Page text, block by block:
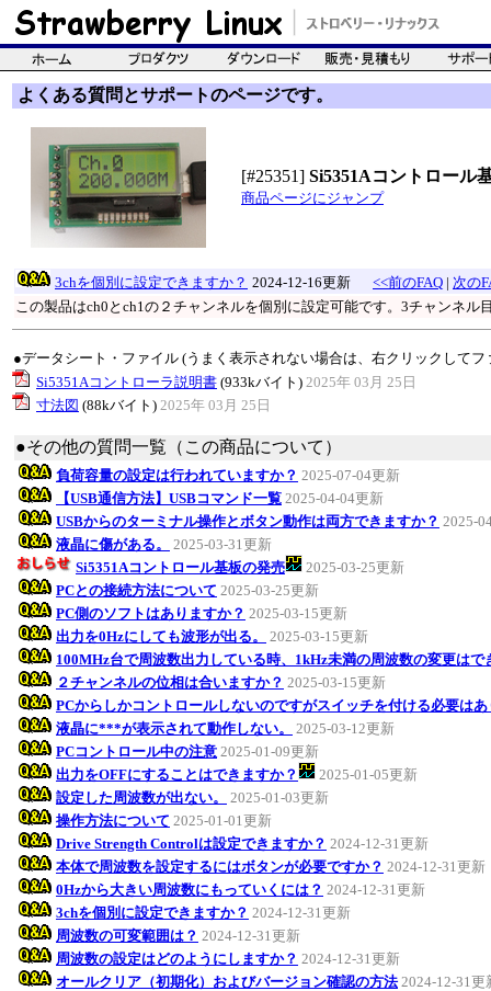
よくある質問とサポートのページです。
[#25351] Si5351Aコントロール
商品ページにジャンプ
3chを個別に設定できますか？ 2024-12-16更新 <<前のFAQ | 次の
この製品はch0とch1の２チャンネルを個別に設定可能です。3チャンネル
●データシート・ファイル (うまく表示されない場合は、右クリックして
Si5351Aコントローラ説明書 (933kバイト) 2025年 03月 25日
寸法図 (88kバイト) 2025年 03月 25日
●その他の質問一覧（この商品について）
負荷容量の設定は行われていますか？ 2025-07-04更新
【USB通信方法】USBコマンド一覧 2025-04-04更新
USBからのターミナル操作とボタン動作は両方できますか？ 2025-
液晶に傷がある。
2025-03-31更新
Si5351Aコントロール基板の発売
2025-03-25更新
PCとの接続方法について 2025-03-25更新
PC側のソフトはありますか？ 2025-03-15更新
出力を0Hzにしても波形が出る。
2025-03-15更新
100MHz台で周波数出力している時、1kHz未満の周波数の変更はで
２チャンネルの位相は合いますか？ 2025-03-15更新
PCからしかコントロールしないのですがスイッチを付ける必要は
液晶に***が表示されて動作しない。
2025-03-12更新
PCコントロール中の注意 2025-01-09更新
出力をOFFにすることはできますか？
2025-01-05更新
設定した周波数が出ない。
2025-01-03更新
操作方法について 2025-01-01更新
Drive Strength Controlは設定できますか？ 2024-12-31更新
本体で周波数を設定するにはボタンが必要ですか？ 2024-12-31更新
0Hzから大きい周波数にもっていくには？ 2024-12-31更新
3chを個別に設定できますか？ 2024-12-31更新
周波数の可変範囲は？ 2024-12-31更新
周波数の設定はどのようにしますか？ 2024-12-31更新
オールクリア（初期化）およびバージョン確認の方法 2024-12-31更